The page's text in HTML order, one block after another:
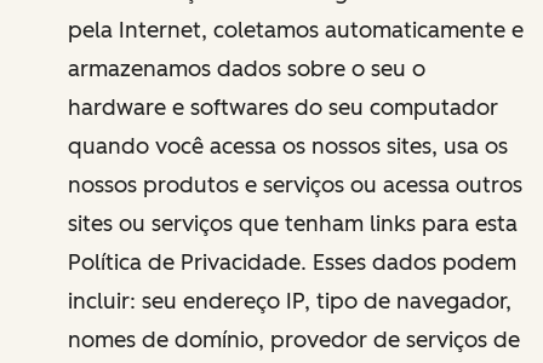
pela Internet, coletamos automaticamente e
armazenamos dados sobre o seu o
hardware e softwares do seu computador
quando você acessa os nossos sites, usa os
nossos produtos e serviços ou acessa outros
sites ou serviços que tenham links para esta
Política de Privacidade. Esses dados podem
incluir: seu endereço IP, tipo de navegador,
nomes de domínio, provedor de serviços de